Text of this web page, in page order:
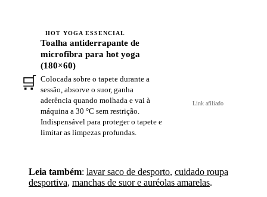
🛒
HOT YOGA ESSENCIAL
Toalha antiderrapante de
microfibra para hot yoga
(180×60)
Colocada sobre o tapete durante a
sessão, absorve o suor, ganha
aderência quando molhada e vai à
máquina a 30 °C sem restrição.
Indispensável para proteger o tapete e
limitar as limpezas profundas.
Link afiliado
Leia também: lavar saco de desporto, cuidado roupa
desportiva, manchas de suor e auréolas amarelas.